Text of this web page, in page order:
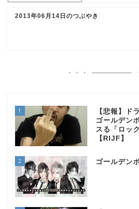
2013年06月14日のつぶやき
1
【悲報】ド
ゴールデン
スる「ロッ
【RIJF】
2 ゴールデン